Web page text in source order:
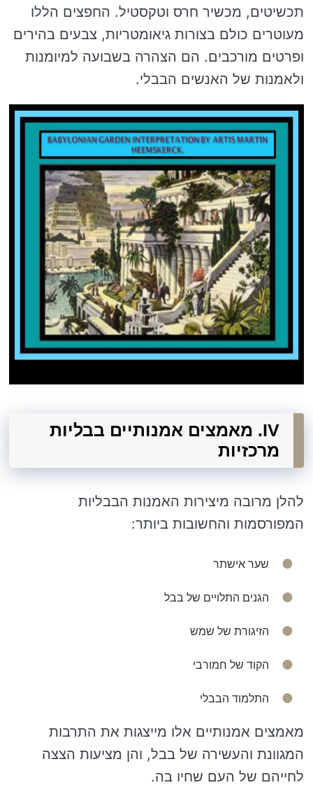
תכשיטים, מכשיר חרס וטקסטיל. החפצים הללו
מעוטרים כולם בצורות גיאומטריות, צבעים בהירים
ופרטים מורכבים. הם הצהרה בשבועה למיומנות
ולאמנות של האנשים הבבלי.
IV. מאמצים אמנותיים בבליות
מרכזיות
להלן מרובה מיצירות האמנות הבבליות
המפורסמות והחשובות ביותר:
שער אישתר
הגנים התלויים של בבל
הזיגורת של שמש
הקוד של חמורבי
התלמוד הבבלי
מאמצים אמנותיים אלו מייצגות את התרבות
המגוונת והעשירה של בבל, והן מציעות הצצה
לחייהם של העם שחיו בה.